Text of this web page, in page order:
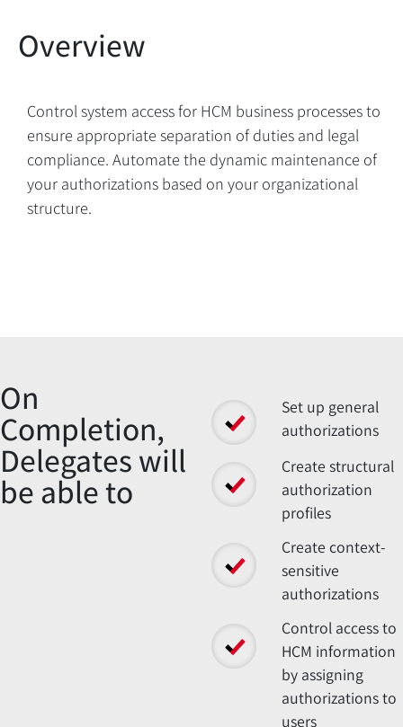
Control system access for HCM business processes to
ensure appropriate separation of duties and legal
compliance. Automate the dynamic maintenance of
your authorizations based on your organizational
structure.